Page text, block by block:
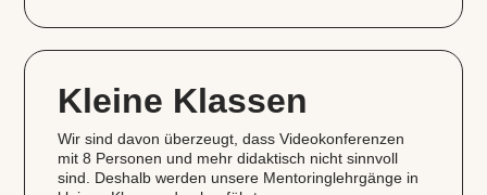
Kleine Klassen
Wir sind davon überzeugt, dass Videokonferenzen
mit 8 Personen und mehr didaktisch nicht sinnvoll
sind. Deshalb werden unsere Mentoringlehrgänge in